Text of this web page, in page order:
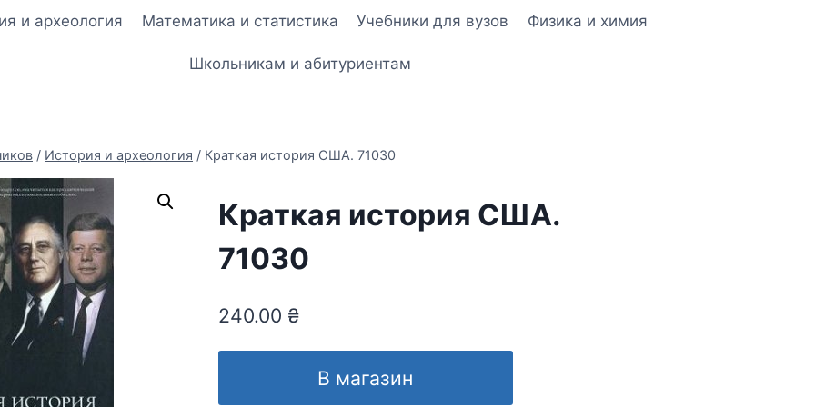
и археология Математика и статистика Учебники для вузов Физика и химия
Школьникам и абитуриентам
/ История и археология / Краткая история США. 71030
Краткая история США.
71030
240.00 ₴
В магазин